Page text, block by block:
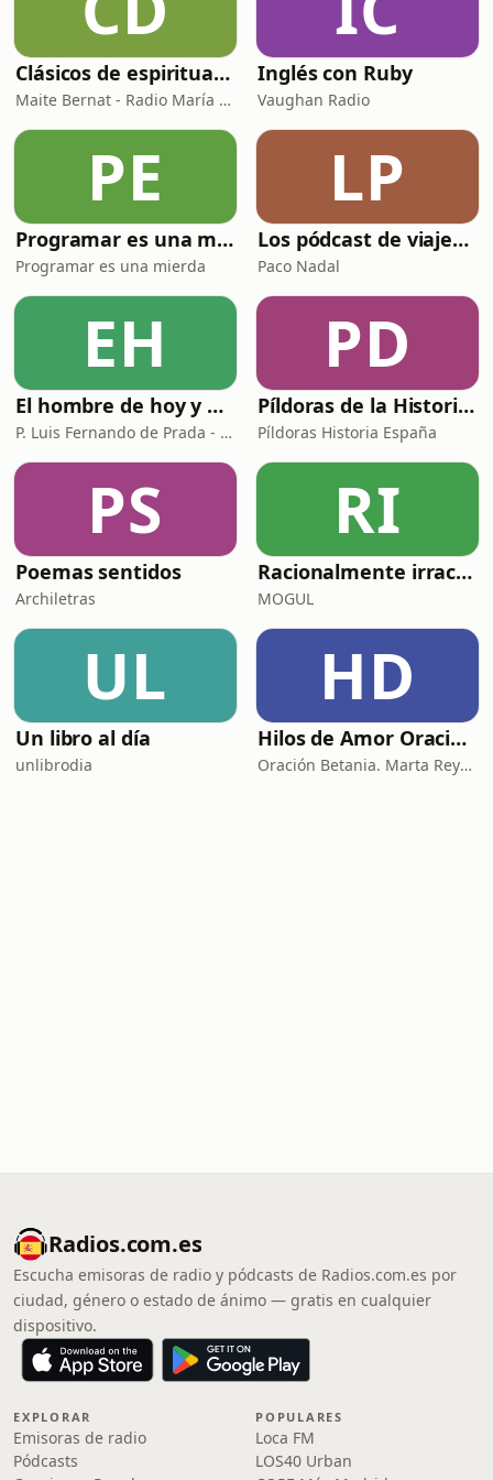
Clásicos de espiritualidad: El combate espiritual
Maite Bernat - Radio María ESP
Inglés con Ruby
Vaughan Radio
PE
Programar es una mierda
Programar es una mierda
LP
Los pódcast de viajes de Paco Nadal
Paco Nadal
EH
El hombre de hoy y Dios
P. Luis Fernando de Prada - Radio María ESP
PD
Píldoras de la Historia de España
Píldoras Historia España
PS
Poemas sentidos
Archiletras
RI
Racionalmente irracional
MOGUL
UL
Un libro al día
unlibrodia
HD
Hilos de Amor Oraciones que sanan el alma. Encuentros íntimos con Dios.
Oración Betania. Marta Reyes y Cristina Martínez
Radios.com.es
Escucha emisoras de radio y pódcasts de Radios.com.es por
ciudad, género o estado de ánimo — gratis en cualquier
dispositivo.
EXPLORAR
Emisoras de radio
Pódcasts
POPULARES
Loca FM
LOS40 Urban